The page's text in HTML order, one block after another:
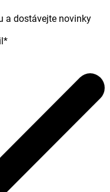
a dostávejte novinky
*